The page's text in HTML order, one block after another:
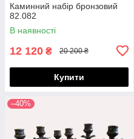
Каминний набір бронзовий
82.082
В наявності
12 120 ₴ 20 200 ₴
Купити
–40%